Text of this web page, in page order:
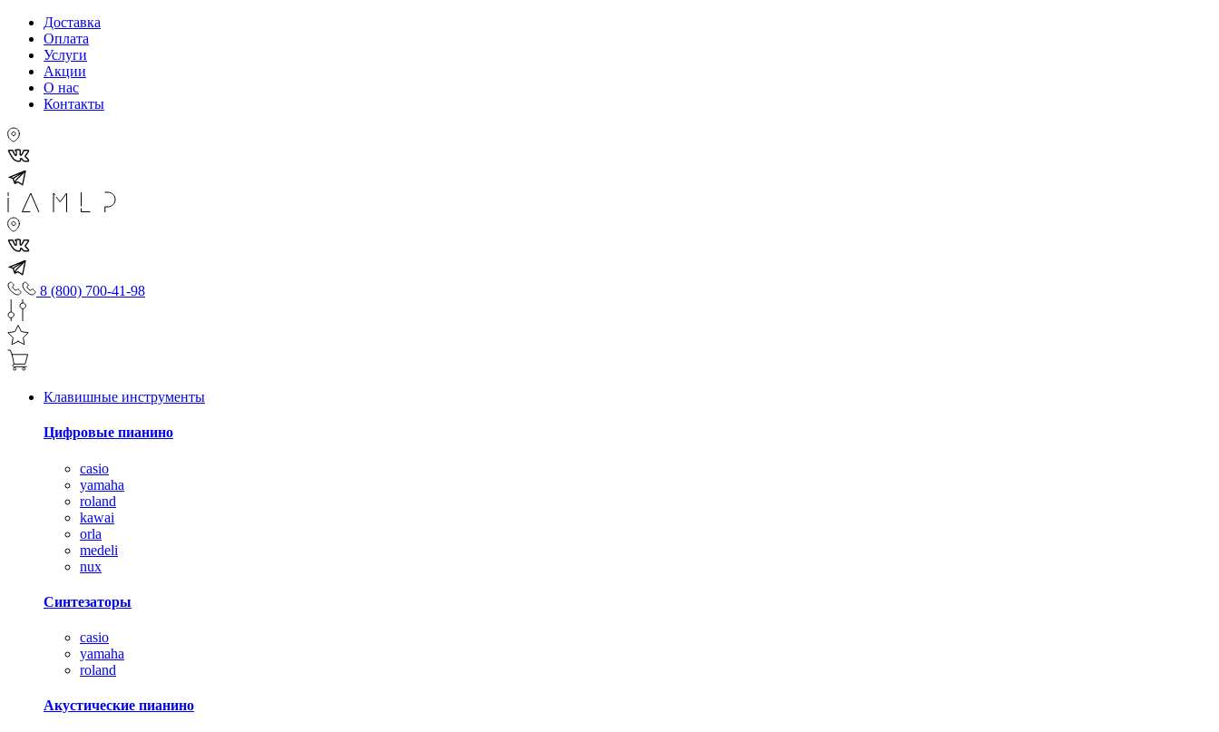
Доставка
Оплата
Услуги
Акции
О нас
Контакты
8 (800) 700-41-98
Клавишные инструменты
Цифровые пианино
casio
yamaha
roland
kawai
orla
medeli
nux
Синтезаторы
casio
yamaha
roland
Акустические пианино